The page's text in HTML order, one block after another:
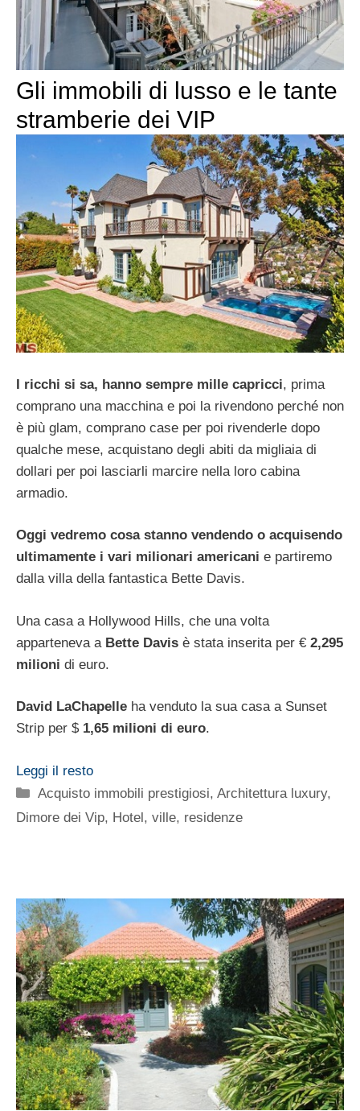
Gli immobili di lusso e le tante
stramberie dei VIP
I ricchi si sa, hanno sempre mille capricci, prima
comprano una macchina e poi la rivendono perché non
è più glam, comprano case per poi rivenderle dopo
qualche mese, acquistano degli abiti da migliaia di
dollari per poi lasciarli marcire nella loro cabina
armadio.
Oggi vedremo cosa stanno vendendo o acquisendo
ultimamente i vari milionari americani e partiremo
dalla villa della fantastica Bette Davis.
Una casa a Hollywood Hills, che una volta
apparteneva a Bette Davis è stata inserita per € 2,295
milioni di euro.
David LaChapelle ha venduto la sua casa a Sunset
Strip per $ 1,65 milioni di euro.
Leggi il resto
Categorie
Acquisto immobili prestigiosi,Architettura luxury,
Dimore dei Vip, Hotel, ville, residenze